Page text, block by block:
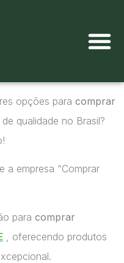
opções para comprar
de qualidade no Brasil?
a empresa “Comprar
para comprar
, oferecendo produtos